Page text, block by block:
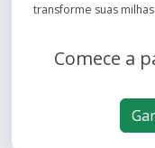
transforme suas
Comece a